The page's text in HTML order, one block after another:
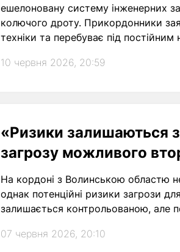
ешелоновану систему інженерних
колючого дроту. Прикордонники
техніки та перебуває під постійним
10 червня 2026, 20:59
«Ризики залишаються
загрозу можливого
На кордоні з Волинською областю
однак потенційні ризики загрози
залишається контрольованою, але
07 червня 2026, 20:10